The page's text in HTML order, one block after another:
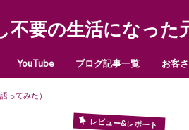
要の生活になった
YouTube ブログ記事一覧 お客
ってみた）
レビュー&レポート